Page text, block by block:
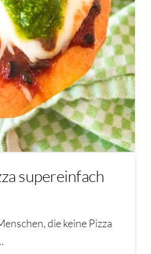
supereinfach
die keine Pizza